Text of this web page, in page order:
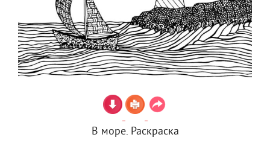
В море. Раскраска